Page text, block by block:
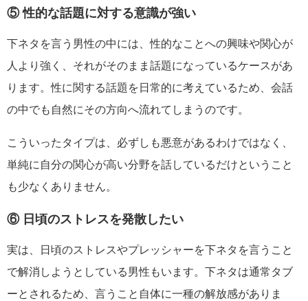
⑤ 性的な話題に対する意識が強い
下ネタを言う男性の中には、性的なことへの興味や関心が
人より強く、それがそのまま話題になっているケースがあ
ります。性に関する話題を日常的に考えているため、会話
の中でも自然にその方向へ流れてしまうのです。
こういったタイプは、必ずしも悪意があるわけではなく、
単純に自分の関心が高い分野を話しているだけということ
も少なくありません。
⑥ 日頃のストレスを発散したい
実は、日頃のストレスやプレッシャーを下ネタを言うこと
で解消しようとしている男性もいます。下ネタは通常タブ
ーとされるため、言うこと自体に一種の解放感がありま